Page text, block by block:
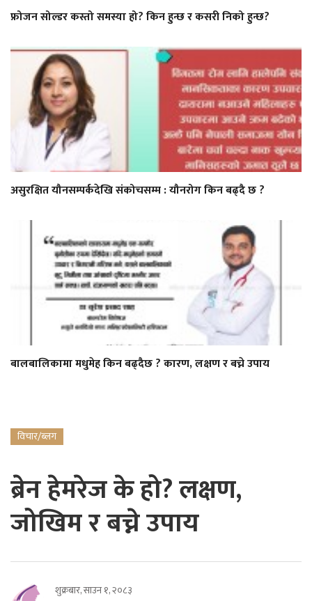
फ्रोजन सोल्डर कस्तो समस्या हो? किन हुन्छ र कसरी निको हुन्छ?
असुरक्षित यौनसम्पर्कदेखि संकोचसम्म : यौनरोग किन बढ्दै छ ?
बालबालिकामा मधुमेह किन बढ्दैछ ? कारण, लक्षण र बच्ने उपाय
विचार/ब्लग
ब्रेन हेमरेज के हो? लक्षण,
जोखिम र बच्ने उपाय
शुक्रबार, साउन १, २०८३